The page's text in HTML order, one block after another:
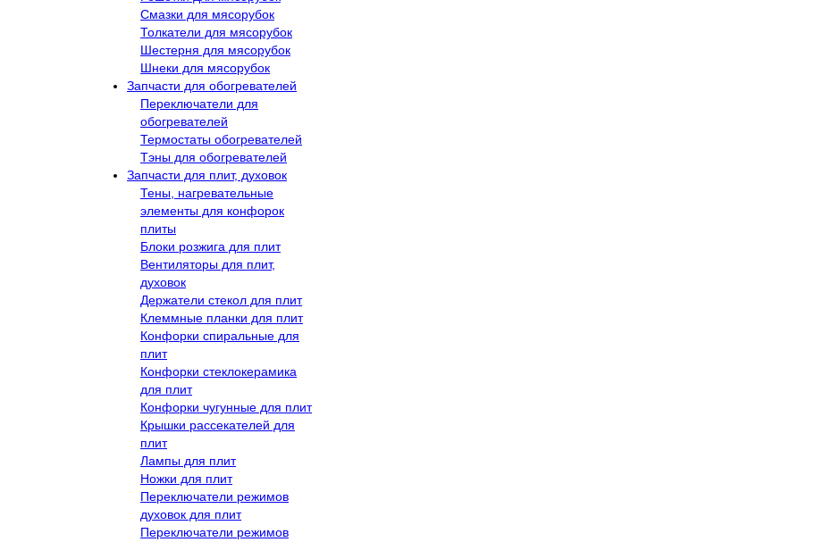
Смазки для мясорубок
Толкатели для мясорубок
Шестерня для мясорубок
Шнеки для мясорубок
Запчасти для обогревателей
Переключатели для
обогревателей
Термостаты обогревателей
Тэны для обогревателей
Запчасти для плит, духовок
Тены, нагревательные
элементы для конфорок
плиты
Блоки розжига для плит
Вентиляторы для плит,
духовок
Держатели стекол для плит
Клеммные планки для плит
Конфорки спиральные для
плит
Конфорки стеклокерамика
для плит
Конфорки чугунные для плит
Крышки рассекателей для
плит
Лампы для плит
Ножки для плит
Переключатели режимов
духовок для плит
Переключатели режимов